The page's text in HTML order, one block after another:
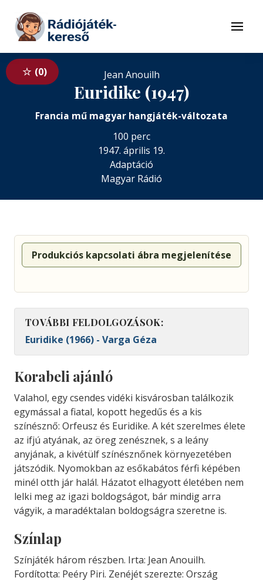
Tovább a tartalomhoz
Menü
0 Jean Anouilh
Euridike (1947)
Francia mű magyar hangjáték-változata
100 perc
1947. április 19.
Adaptáció
Magyar Rádió
Produkciós kapcsolati ábra megjelenítése
TOVÁBBI FELDOLGOZÁSOK:
Euridike (1966) - Varga Géza
Korabeli ajánló
Valahol, egy csendes vidéki kisvárosban találkozik
egymással a fiatal, kopott hegedűs és a kis
színésznő: Orfeusz és Euridike. A két szerelmes élete
az ifjú atyának, az öreg zenésznek, s a leány
anyjának, a kivétülf színésznőnek környezetében
játszódik. Nyomokban az esőkabátos férfi képében
minél otth jár halál. Házatot elhagyott életében nem
lelki meg az igazi boldogságot, bár mindig arra
vágyik, a maradéktalan boldogságra szeretne is.
Színlap
Színjáték három részben. Irta: Jean Anouilh.
Fordította: Peéry Piri. Zenéjét szerezte: Ország